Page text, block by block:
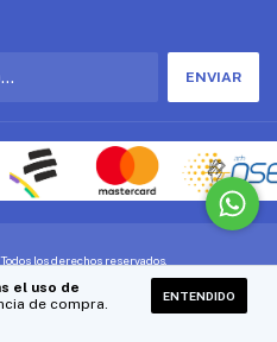
el uso de
de compra. ENTENDIDO
los derechos reservados.